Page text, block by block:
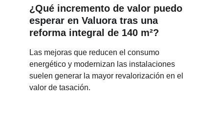
¿Qué incremento de valor puedo
esperar en Valuora tras una
reforma integral de 140 m²?
Las mejoras que reducen el consumo
energético y modernizan las instalaciones
suelen generar la mayor revalorización en el
valor de tasación.